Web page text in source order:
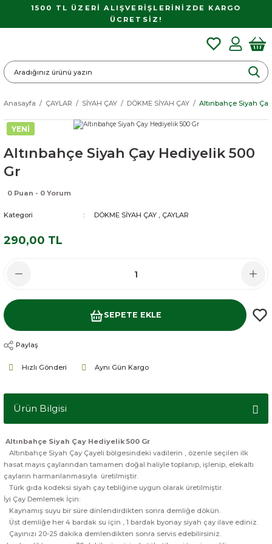
1500 TL ÜZERİ ALIŞVERİŞLERİNİZDE KARGO
ÜCRETSİZ!
Anasayfa ÇAYLAR SİYAH ÇAY DÖKME SİYAH ÇAY Altınbahçe Siyah
YENİ
Altınbahçe Siyah Çay Hediyelik 500
Gr
0 Puan - 0 Yorum
Kategori DÖKME SİYAH ÇAY , ÇAYLAR
290,00 TL
SEPETE EKLE
Paylaş
Hızlı Gönderi Aynı Gün Kargo
Ürün Bilgisi
Altınbahçe Siyah Çay Hediyelik 500 Gr
Altınbahçe Siyah Çay Çayeli bölgesindeki vadilerin , özenle seçilen ilk
hasat mayıs çaylarından tamamen doğal haliyle toplanıp, işlenip, elekaltı
çayların harmanlanmasıyla üretilmiştir.
Türk gıda kodeksi siyah çay tebliğine uygun olarak üretilmiştir.
İyi Çay Demlemek İçin:
Kaynamış suyu bir süre dinlendirdikten sonra demliğe dökün.
Üst demliğe her 4 bardak su için , 1 bardak byonay siyah çay ilave ediniz.
Çayınızı 20-25 dakika demlendikten sonra servis edebilirsiniz.